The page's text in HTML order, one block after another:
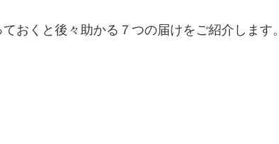
おくと後々助かる７つの届けをご紹介します。